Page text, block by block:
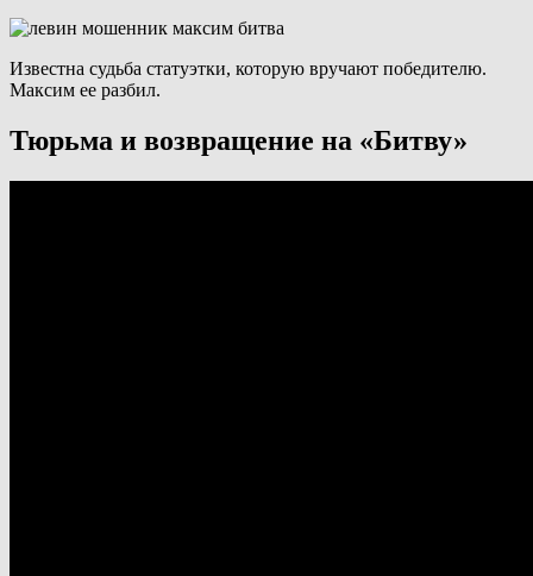
Известна судьба статуэтки, которую вручают победителю.
Максим ее разбил.
Тюрьма и возвращение на «Битву»